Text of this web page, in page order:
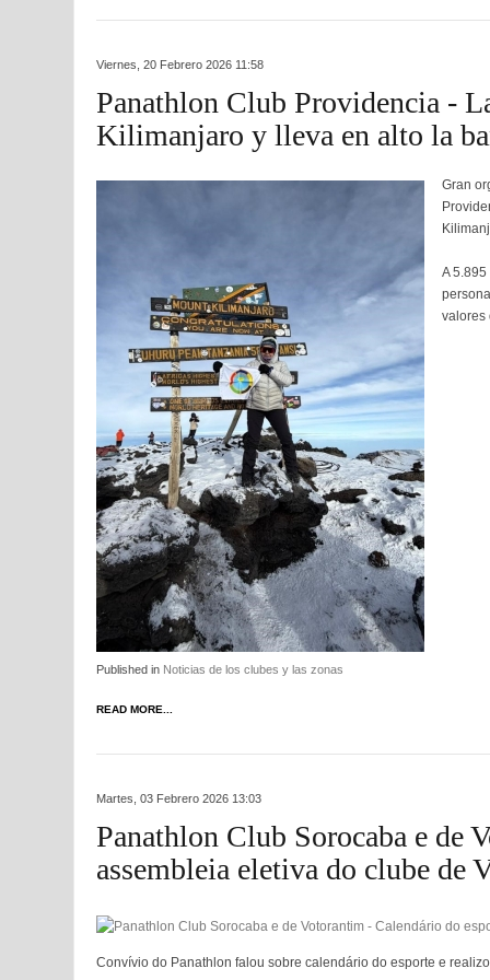
Viernes, 20 Febrero 2026 11:58
Panathlon Club Providencia -
Kilimanjaro y lleva en alto la
Gran
A
valores
Published in Noticias de los clubes y las zonas
READ MORE...
Martes, 03 Febrero 2026 13:03
Panathlon Club Sorocaba e de
assembleia eletiva do clube de
Convívio do Panathlon falou sobre calendário do esporte e